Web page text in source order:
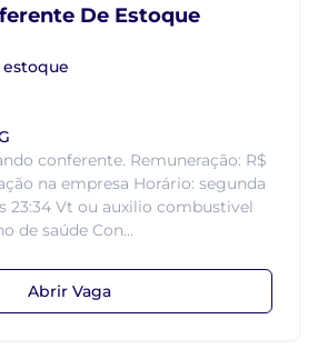
De Estoque
conferente. Remuneração: R$
na empresa Horário: segunda
23:34 Vt ou auxilio combustivel
de saúde Con...
Abrir Vaga